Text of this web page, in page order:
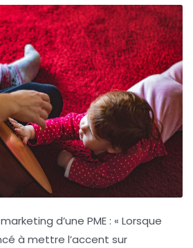
d’une PME: « Lorsque
à mettre l’accent sur